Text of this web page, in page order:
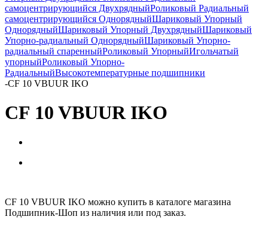
самоцентрирующийся ДвухрядныйРоликовый Радиальный
самоцентрирующийся ОднорядныйШариковый Упорный
ОднорядныйШариковый Упорный ДвухрядныйШариковый
Упорно-радиальный ОднорядныйШариковый Упорно-
радиальный спаренныйРоликовый УпорныйИгольчатый
упорныйРоликовый Упорно-
РадиальныйВысокотемпературные подшипники
-CF 10 VBUUR IKO
CF 10 VBUUR IKO
CF 10 VBUUR IKO можно купить в каталоге магазина
Подшипник-Шоп из наличия или под заказ.